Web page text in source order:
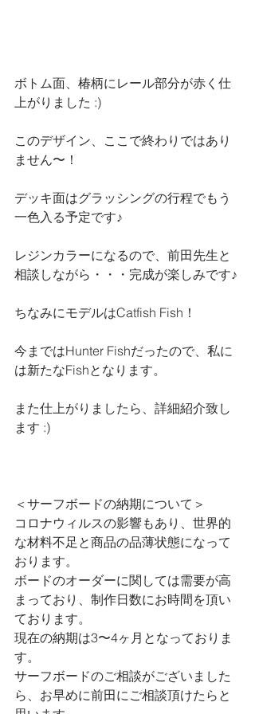
ボトム面、椿柄にレール部分が赤く仕
上がりました :)
このデザイン、ここで終わりではあり
ません〜！
デッキ面はグラッシングの行程でもう
一色入る予定です♪
レジンカラーになるので、前田先生と
相談しながら・・・完成が楽しみです♪
ちなみにモデルはCatfish Fish！
今まではHunter Fishだったので、私に
は新たなFishとなります。
また仕上がりましたら、詳細紹介致し
ます :)
＜サーフボードの納期について＞
コロナウィルスの影響もあり、世界的
な材料不足と商品の品薄状態になって
おります。
ボードのオーダーに関しては需要が高
まっており、制作日数にお時間を頂い
ております。
現在の納期は3〜4ヶ月となっておりま
す。
サーフボードのご相談がございました
ら、お早めに前田にご相談頂けたらと